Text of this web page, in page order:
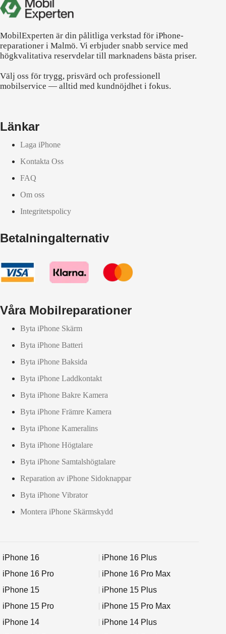
MobilExperten är din pålitliga verkstad för iPhone-
reparationer i Malmö. Vi erbjuder snabb service med
högkvalitativa reservdelar till marknadens bästa priser.
Välj oss för trygg, prisvärd och professionell
mobilservice — alltid med kundnöjdhet i fokus.
Länkar
Laga iPhone
Kontakta Oss
FAQ
Om oss
Integritetspolicy
Betalningalternativ
Våra Mobilreparationer
Byta iPhone Skärm
Byta iPhone Batteri
Byta iPhone Baksida
Byta iPhone Laddkontakt
Byta iPhone Bakre Kamera
Byta iPhone Främre Kamera
Byta iPhone Kameralins
Byta iPhone Högtalare
Byta iPhone Samtalshögtalare
Reparation av iPhone Sidoknappar
Byta iPhone Vibrator
Montera iPhone Skärmskydd
iPhone 16
iPhone 16 Plus
iPhone 16 Pro
iPhone 16 Pro Max
iPhone 15
iPhone 15 Plus
iPhone 15 Pro
iPhone 15 Pro Max
iPhone 14
iPhone 14 Plus